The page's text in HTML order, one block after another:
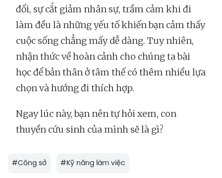
đổi, sự cắt giảm nhân sự, trầm cảm khi đi
làm đều là những yếu tố khiến bạn cảm thấy
cuộc sống chẳng mấy dễ dàng. Tuy nhiên,
nhận thức về hoàn cảnh cho chúng ta bài
học để bản thân ở tâm thế có thêm nhiều lựa
chọn và hướng đi thích hợp.
Ngay lúc này, bạn nên tự hỏi xem, con
thuyền cứu sinh của mình sẽ là gì?
#Công sở #Kỹ năng làm việc